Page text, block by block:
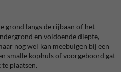
grond langs de rijbaan of het
en voldoende diepte,
nog wel kan meebuigen bij een
smalle kophuls of voorgeboord gat
plaatsen.